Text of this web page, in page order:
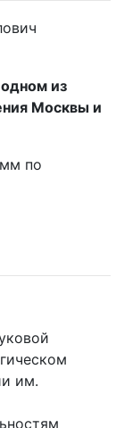
одном из
Москвы и
по
им.